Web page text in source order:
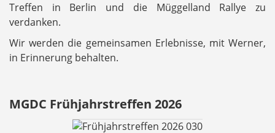
Treffen in Berlin und die Müggelland Rallye zu
verdanken.
Wir werden die gemeinsamen Erlebnisse, mit Werner,
in Erinnerung behalten.
MGDC Frühjahrstreffen 2026